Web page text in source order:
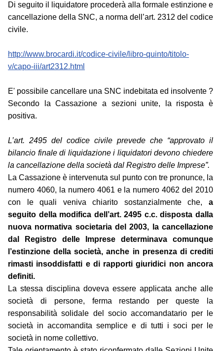
Di seguito il liquidatore procederà alla formale estinzione e
cancellazione della SNC, a norma dell’art. 2312 del codice
civile.
http://www.brocardi.it/codice-civile/libro-quinto/titolo-
v/capo-iii/art2312.html
E' possibile cancellare una SNC indebitata ed insolvente ?
Secondo la Cassazione a sezioni unite, la risposta è
positiva.
L’art. 2495 del codice civile prevede che “approvato il
bilancio finale di liquidazione i liquidatori devono chiedere
la cancellazione della società dal Registro delle Imprese”.
La Cassazione è intervenuta sul punto con tre pronunce, la
numero 4060, la numero 4061 e la numero 4062 del 2010
con le quali veniva chiarito sostanzialmente che, a
seguito della modifica dell’art. 2495 c.c. disposta dalla
nuova normativa societaria del 2003, la cancellazione
dal Registro delle Imprese determinava comunque
l’estinzione della società, anche in presenza di crediti
rimasti insoddisfatti e di rapporti giuridici non ancora
definiti.
La stessa disciplina doveva essere applicata anche alle
società di persone, ferma restando per queste la
responsabilità solidale del socio accomandatario per le
società in accomandita semplice e di tutti i soci per le
società in nome collettivo.